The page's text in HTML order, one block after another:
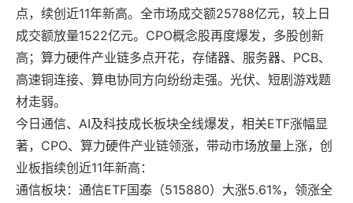
点，续创近11年新高。全市场成交额25788亿元，较上日
成交额放量1522亿元。CPO概念股再度爆发，多股创新
高；算力硬件产业链多点开花，存储器、服务器、PCB、
高速铜连接、算电协同方向纷纷走强。光伏、短剧游戏题
材走弱。
今日通信、AI及科技成长板块全线爆发，相关ETF涨幅显
著，CPO、算力硬件产业链领涨，带动市场放量上涨，创
业板指续创近11年新高：
通信板块：通信ETF国泰（515880）大涨5.61%，领涨全